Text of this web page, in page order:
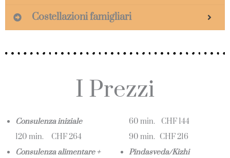
Costellazioni famigliari
I Prezzi
Consulenza iniziale
120 min. CHF 264
Consulenza alimentare +
60 min. CHF 144
90 min. CHF 216
Pindasveda/Kizhi